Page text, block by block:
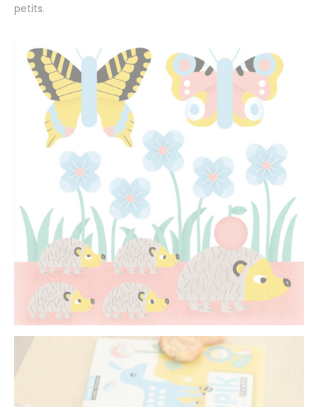
petits.